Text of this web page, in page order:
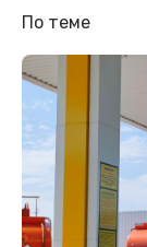
По теме